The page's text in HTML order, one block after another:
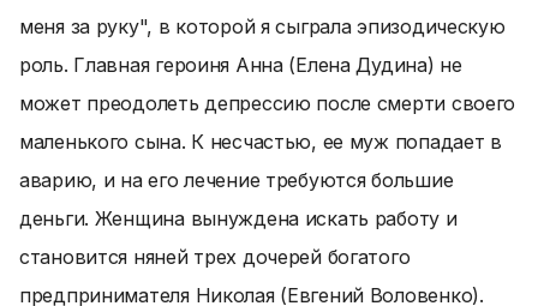
меня за руку", в которой я сыграла эпизодическую
роль. Главная героиня Анна (Елена Дудина) не
может преодолеть депрессию после смерти своего
маленького сына. К несчастью, ее муж попадает в
аварию, и на его лечение требуются большие
деньги. Женщина вынуждена искать работу и
становится няней трех дочерей богатого
предпринимателя Николая (Евгений Воловенко).